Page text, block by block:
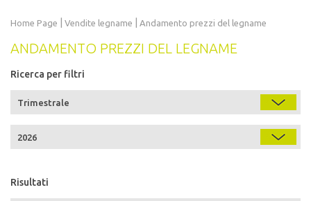
Home Page Vendite legname Andamento prezzi del legname
ANDAMENTO PREZZI DEL LEGNAME
Ricerca per filtri
Risultati